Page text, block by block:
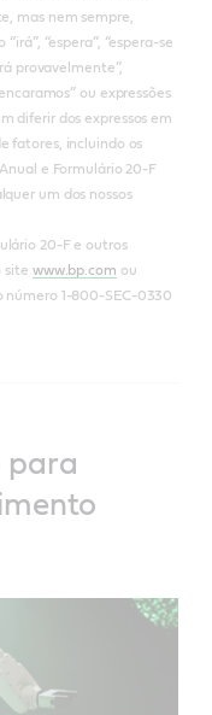
mas nem sempre,
“espera”, “espera-se
provavelmente”,
ou expressões
diferir dos expressos em
fatores, incluindo os
e Formulário 20-F
um dos nossos
20-F e outros
site www.bp.com ou
número 1-800-SEC-0330
para